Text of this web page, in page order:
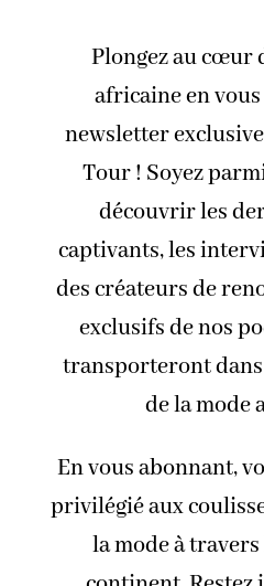
Plongez au cœur
africaine en
newsletter
Tour ! Soyez
découvrir les
captivants, les
des créateurs de
exclusifs de nos
transporteront
de la mode
En vous abonnant,
privilégié aux
la mode à